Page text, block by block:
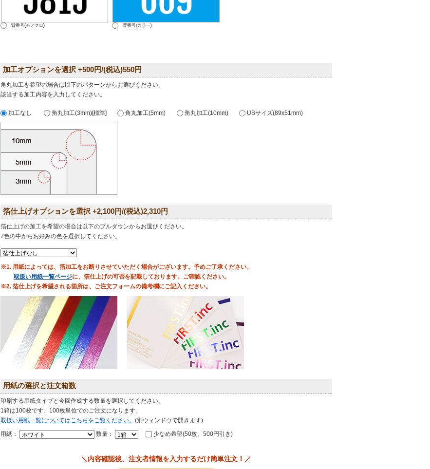
背番号(モノクロ) 背番号(カラー)
加工オプションを選択 +500円/(税込)550円
角丸加工を希望の場合は以下のパターンからお選びください。
該当する加工内容を入力してください。
加工なし 角丸加工(3mm)[標準] 角丸加工(5mm) 角丸加工(10mm) USサイズ(89x51mm)
箔仕上げオプションを選択 +2,100円/(税込)2,310円
箔仕上げの加工を希望の場合は以下のプルダウンからお選びください。
7色の中からお好みの色を選択してください。
※1. 用紙によっては、箔加工をお断りさせていただく場合がございます。予めご了承ください。
取扱い用紙一覧ページに、箔仕上げの可否を記載しております。ご確認ください。
※2. 箔仕上げを希望される箇所は、ご注文フォームの備考欄にご記入ください。
用紙の選択と注文箱数
印刷する用紙タイプと今回作成する数量を選択してください。
1箱は100枚です。100枚単位でのご注文になります。
取扱い用紙一覧についてはこちらをご覧ください。 (別ウィンドウで開きます)
用紙： 数量： 少なめ希望(50枚、500円引き)
＼内容確認後、注文者情報を入力するだけ簡単注文！／